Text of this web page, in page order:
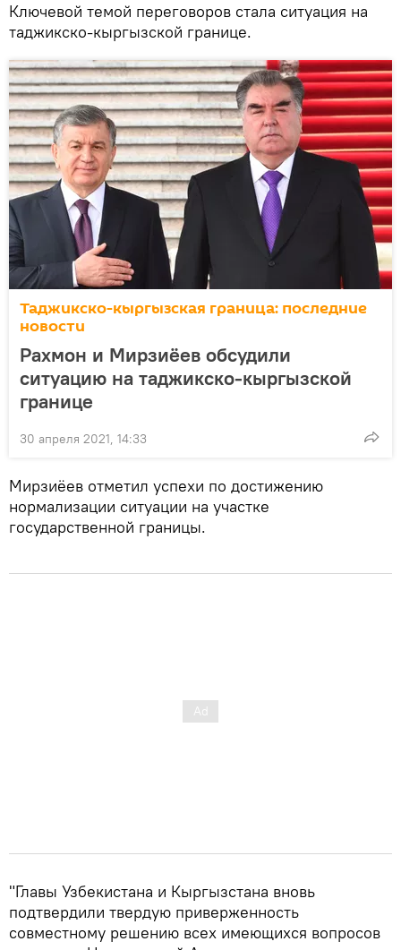
Ключевой темой переговоров стала ситуация на
таджикско-кыргызской границе.
Таджикско-кыргызская граница: последние
новости
Рахмон и Мирзиёев обсудили
ситуацию на таджикско-кыргызской
границе
30 апреля 2021, 14:33
Мирзиёев отметил успехи по достижению
нормализации ситуации на участке
государственной границы.
"Главы Узбекистана и Кыргызстана вновь
подтвердили твердую приверженность
совместному решению всех имеющихся вопросов